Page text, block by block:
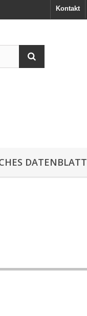
Kontakt
DATENBLATT